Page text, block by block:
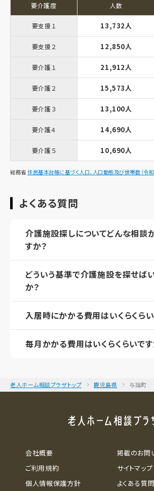
要介護度 人数
要支援１ 13,732人
要支援２ 12,850人
要介護１ 21,912人
要介護２ 15,573人
要介護３ 13,100人
要介護４ 14,690人
要介護５ 10,690人
総務省住民基本台帳に基づく人口、人口動態及び世帯数（令
よくある質問
介護施設探しについてどんな相談
すか？
どういう基準で介護施設を探せば
か？
入居時にかかる費用はいくらくらい
毎月かかる費用はいくらくらいです
老人ホーム相談プラザトップ 鹿児島県 与論町
会社概要
ご利用規約
個人情報保護方針
掲載のお問
サイトマップ
よくある質問